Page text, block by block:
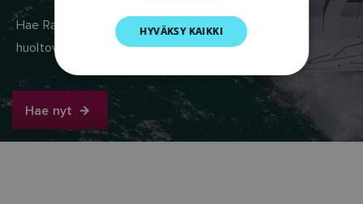
Hae Raymarinen maailmanlaajuisesta myynti- ja
huoltoverkostosta täältä.
Hae nyt
DUTCH
NORWEGIAN
FINNISH
HYVÄKSY KAIKKI